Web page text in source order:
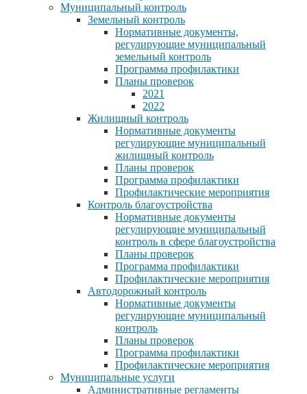
Муниципальный контроль
Земельный контроль
Нормативные документы,
регулирующие муниципальный
земельный контроль
Программа профилактики
Планы проверок
2021
2022
Жилищный контроль
Нормативные документы
регулирующие муниципальный
жилищный контроль
Планы проверок
Программа профилактики
Профилактические мероприятия
Контроль благоустройства
Нормативные документы
регулирующие муниципальный
контроль в сфере благоустройства
Планы проверок
Программа профилактики
Профилактические мероприятия
Автодорожный контроль
Нормативные документы
регулирующие муниципальный
контроль
Планы проверок
Программа профилактики
Профилактические мероприятия
Муниципальные услуги
Административные регламенты